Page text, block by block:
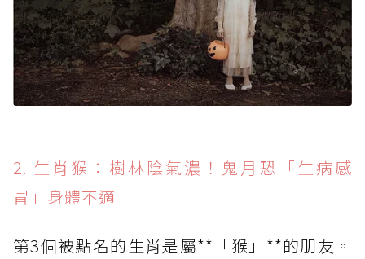
2. 生肖猴：樹林陰氣濃！鬼月恐「生病感
冒」身體不適
第3個被點名的生肖是屬**「猴」**的朋友。